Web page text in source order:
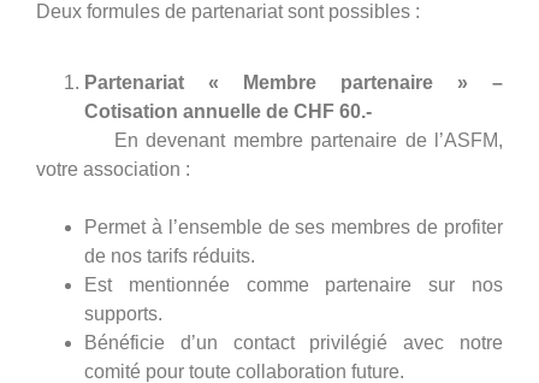
Deux formules de partenariat sont possibles :
Partenariat « Membre partenaire » –
Cotisation annuelle de CHF 60.-
En devenant membre partenaire de l’ASFM,
votre association :
Permet à l’ensemble de ses membres de profiter
de nos tarifs réduits.
Est mentionnée comme partenaire sur nos
supports.
Bénéficie d’un contact privilégié avec notre
comité pour toute collaboration future.